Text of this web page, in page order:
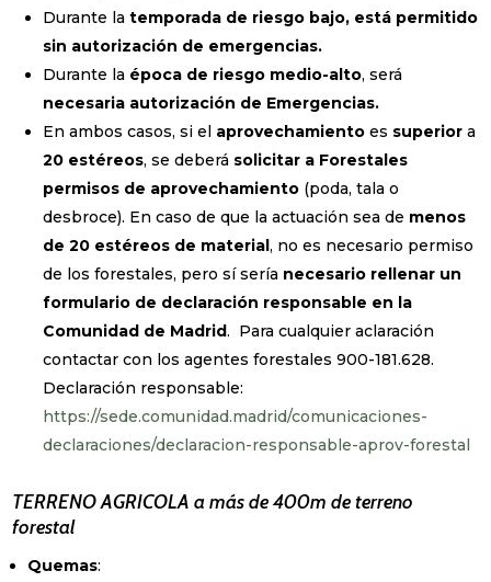
Durante latemporada de riesgo bajo, está permitido
sin autorización de emergencias.
Durante la época de riesgo medio-alto, será
necesaria autorización de Emergencias.
En ambos casos, si el aprovechamiento es superior a
20 estéreos, se deberá solicitar a Forestales
permisos de aprovechamiento (poda, tala o
desbroce). En caso de que la actuación sea de menos
de 20 estéreos de material, no es necesario permiso
de los forestales, pero sí sería necesario rellenar un
formulario de declaración responsable en la
Comunidad de Madrid. Para cualquier aclaración
contactar con los agentes forestales 900-181.628.
Declaración responsable:
https://sede.comunidad.madrid/comunicaciones-
declaraciones/declaracion-responsable-aprov-forestal
TERRENO AGRICOLA a más de 400m de terreno
forestal
Quemas: